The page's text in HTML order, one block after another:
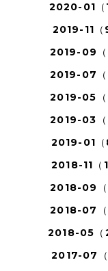
2020-01（
2019-11（
2019-09（
2019-07（
2019-05（
2019-03（
2019-01（
2018-11（
2018-09（
2018-07（
2018-05（
2017-07（